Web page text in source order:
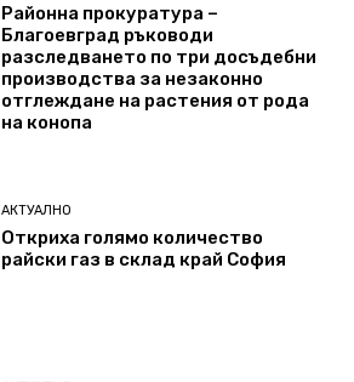
Районна прокуратура –
Благоевград ръководи
разследването по три досъдебни
производства за незаконно
отглеждане на растения от рода
на конопа
АКТУАЛНО
Откриха голямо количество
райски газ в склад край София